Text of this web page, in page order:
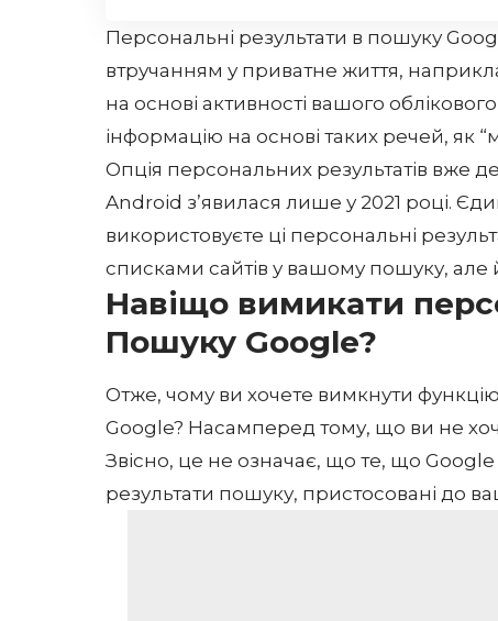
Персональні результати в пошуку
втручанням у приватне життя,
на основі активності вашого
інформацію на основі таких речей, як
Опція персональних результатів вже
Android з’явилася лише у 2021 році.
використовуєте ці персональні
списками сайтів у вашому пошуку, але
Навіщо вимикати
Пошуку Google?
Отже, чому ви хочете вимкнути
Google? Насамперед тому, що ви не
Звісно, це не означає, що те, що
результати пошуку, пристосовані до